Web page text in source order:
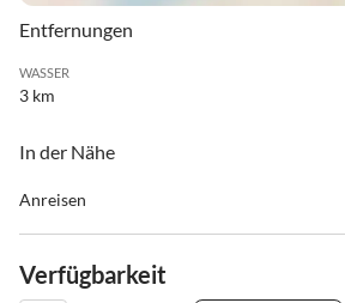
Entfernungen
WASSER
3 km
In der Nähe
Anreisen
Anfahrtsbeschreibung:
Verfügbarkeit